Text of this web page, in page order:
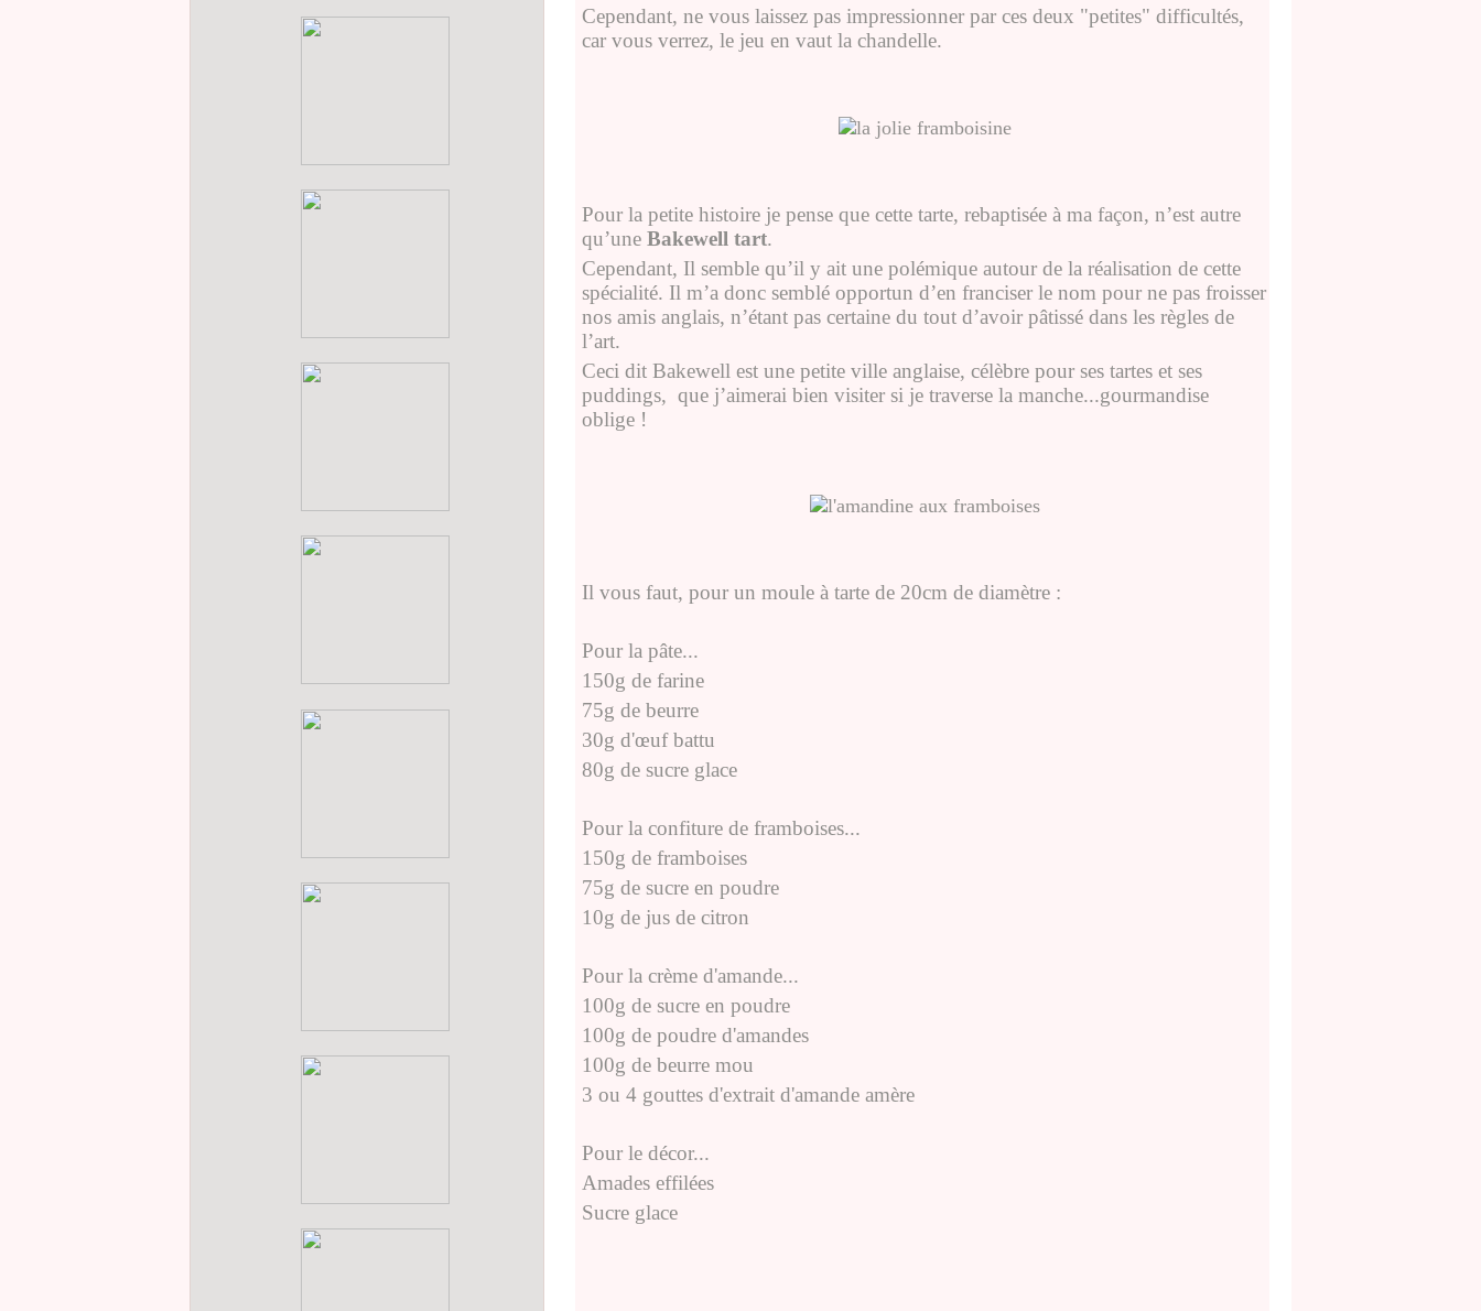
Cependant, ne vous laissez pas impressionner par ces deux "petites" difficultés,
car vous verrez, le jeu en vaut la chandelle.
Pour la petite histoire je pense que cette tarte, rebaptisée à ma façon, n’est autre
qu’une Bakewell tart.
Cependant, Il semble qu’il y ait une polémique autour de la réalisation de cette
spécialité. Il m’a donc semblé opportun d’en franciser le nom pour ne pas froisser
nos amis anglais, n’étant pas certaine du tout d’avoir pâtissé dans les règles de
l’art.
Ceci dit Bakewell est une petite ville anglaise, célèbre pour ses tartes et ses
puddings, que j’aimerai bien visiter si je traverse la manche...gourmandise
oblige !
Il vous faut, pour un moule à tarte de 20cm de diamètre :
Pour la pâte...
150g de farine
75g de beurre
30g d'œuf battu
80g de sucre glace
Pour la confiture de framboises...
150g de framboises
75g de sucre en poudre
10g de jus de citron
Pour la crème d'amande...
100g de sucre en poudre
100g de poudre d'amandes
100g de beurre mou
3 ou 4 gouttes d'extrait d'amande amère
Pour le décor...
Amades effilées
Sucre glace